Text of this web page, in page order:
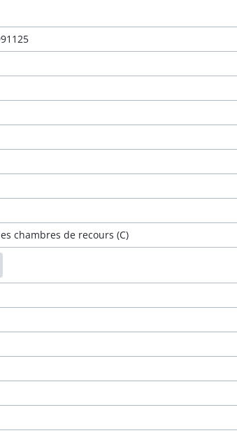
chambres de recours (C)